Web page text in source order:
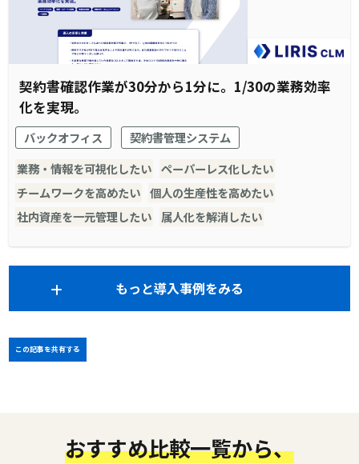
契約書確認作業が30分から1分に。1/30の業務効率
化を実現。
バックオフィス
契約書管理システム
業務・情報を可視化したい ペーパーレス化したい
チームワークを高めたい 個人の生産性を高めたい
社内資産を一元管理したい 属人化を解消したい
もっと導入事例をみる
この記事を共有する
おすすめ比較一覧から、